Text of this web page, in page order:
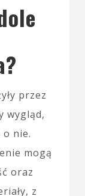
przez
wygląd,
nie.
mogą
oraz
z